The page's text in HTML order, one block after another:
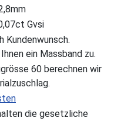
Gvsi
Kundenwunsch.
ein Massband zu.
60 berechnen wir
die gesetzliche